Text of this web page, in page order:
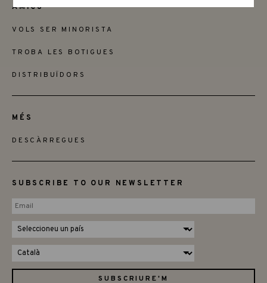
AMICS
VOLS SER MINORISTA
TROBA LES BOTIGUES
DISTRIBUÏDORS
MÉS
DESCÀRREGUES
SUBSCRIBE TO OUR NEWSLETTER